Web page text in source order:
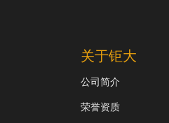
关于钜大
公司简介
荣誉资质